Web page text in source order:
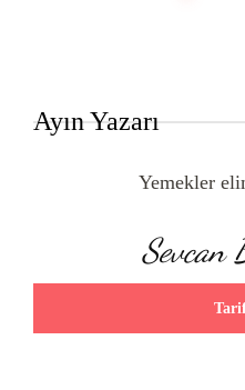
Ayın Yazarı
Yemekler
Sevcan